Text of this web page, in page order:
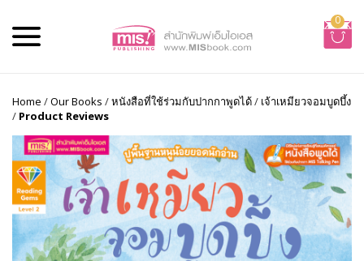
0
Home /Our Books /หนังสือที่ใช้ร่วมกับปากกาพูดได้/ เจ้าเหมียวจอมบูดบึ้ง
/ Product Reviews